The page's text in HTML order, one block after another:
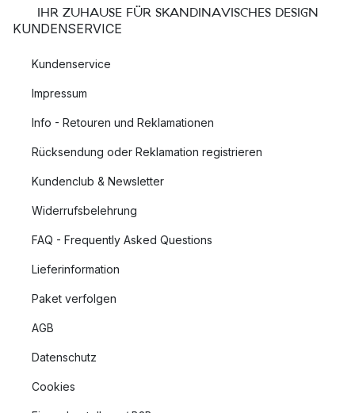
IHR ZUHAUSE FÜR SKANDINAVISCHES DESIGN
KUNDENSERVICE
Kundenservice
Impressum
Info - Retouren und Reklamationen
Rücksendung oder Reklamation registrieren
Kundenclub & Newsletter
Widerrufsbelehrung
FAQ - Frequently Asked Questions
Lieferinformation
Paket verfolgen
AGB
Datenschutz
Cookies